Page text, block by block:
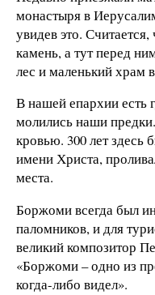
монастыря в
увидев это. Считается,
камень, а тут перед
лес и маленький храм
В нашей епархии есть
молились наши
кровью. 300 лет здесь
имени Христа,
места.
Боржоми всегда был
паломников, и для
великий композитор
«Боржоми – одно из
когда-либо видел».